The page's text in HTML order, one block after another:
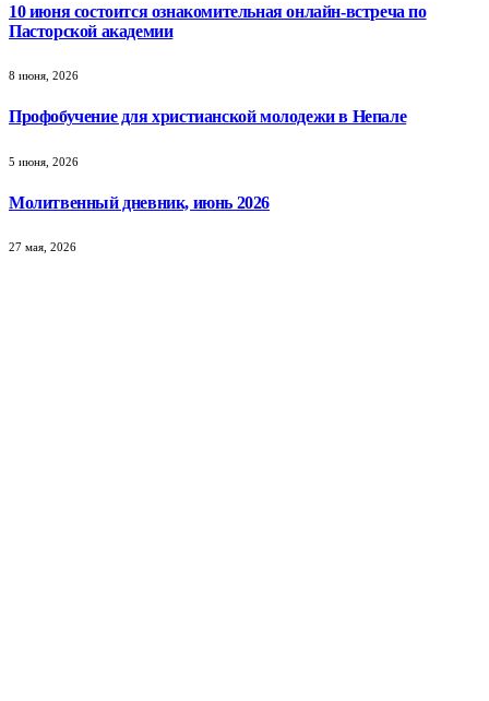
10 июня состоится ознакомительная онлайн-встреча по
Пасторской академии
8 июня, 2026
Профобучение для христианской молодежи в Непале
5 июня, 2026
Молитвенный дневник, июнь 2026
27 мая, 2026